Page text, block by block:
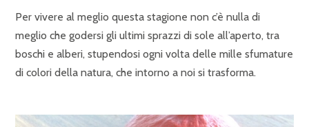
Per vivere al meglio questa stagione non c’è nulla di
meglio che godersi gli ultimi sprazzi di sole all’aperto, tra
boschi e alberi, stupendosi ogni volta delle mille sfumature
di colori della natura, che intorno a noi si trasforma.